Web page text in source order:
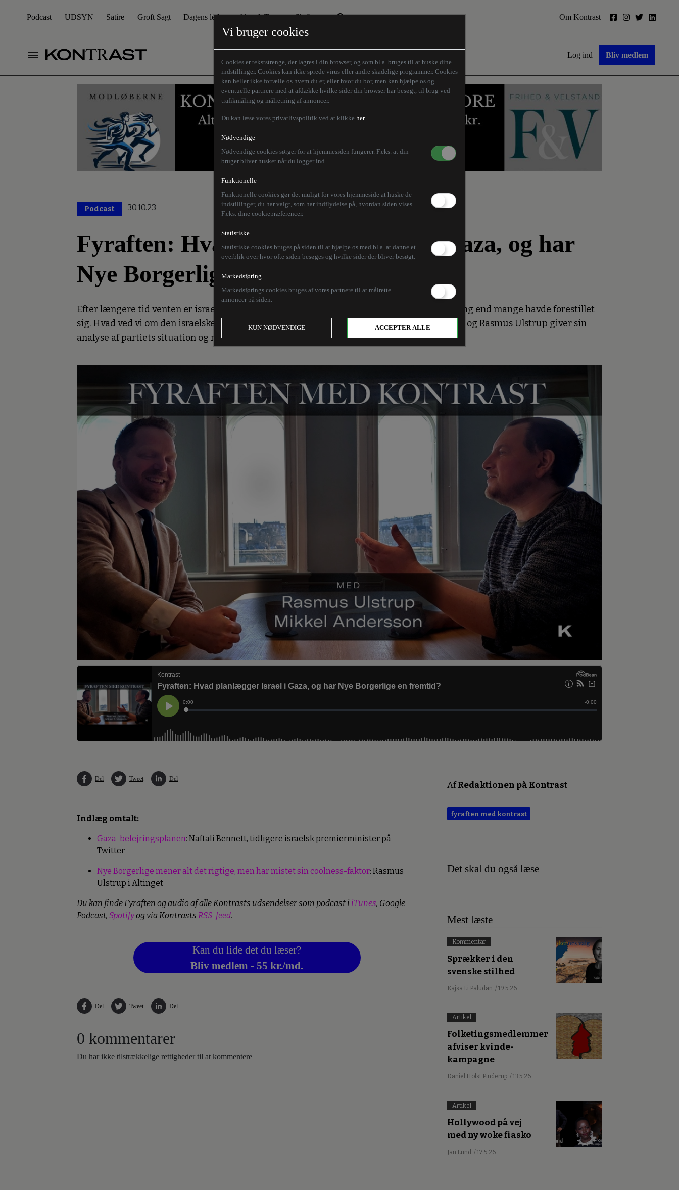
Vi bruger cookies
Cookies er tekststrenge, der lagres i din browser, og som bl.a. bruges til at huske dine
indstillinger. Cookies kan ikke sprede virus eller andre skadelige programmer. Cookies
kan heller ikke fortælle os hvem du er, eller hvor du bor, men kan hjælpe os og
eventuelle partnere med at afdække hvilke sider din browser har besøgt, til brug ved
trafikmåling og målretning af annoncer.
Du kan læse vores privatlivspolitik ved at klikke her
Nødvendige
Nødvendige cookies sørger for at hjemmesiden fungerer. F.eks. at din
bruger bliver husket når du logger ind.
Funktionelle
Funktionelle cookies gør det muligt for vores hjemmeside at huske de
indstillinger, du har valgt, som har indflydelse på, hvordan siden vises.
F.eks. dine cookiepræferencer.
Statistiske
Statistiske cookies bruges på siden til at hjælpe os med bl.a. at danne et
overblik over hvor ofte siden besøges og hvilke sider der bliver besøgt.
Markedsføring
Markedsførings cookies bruges af vores partnere til at målrette
annoncer på siden.
KUN NØDVENDIGE ACCEPTER ALLE
Podcast UDSYN Satire Groft Sagt Dagens leder Aktuelt Tema
Den borgelige brille
Humaniora forfra
Store Danskere
Skribenter
Z-aksen
Om Kontrast
Log ind Bliv medlem
Podcast 30.10.23
Fyraften: Hvad planlægger Israel i Gaza, og har
Nye Borgerlige en fremtid?
Efter længere tid venten er israelske styrker rykket ind i Gaza, om end i noget mindre omfang end mange havde forestillet
sig. Hvad ved vi om den israelske plan? Og så havde Nye Borgerlige landsmøde i weekenden, og Rasmus Ulstrup giver sin
analyse af partiets situation og muligheder.
Del Tweet Del
Indlæg omtalt:
Gaza-belejringsplanen: Naftali Bennett, tidligere israelsk premierminister på
Twitter
Nye Borgerlige mener alt det rigtige, men har mistet sin coolness-faktor: Rasmus
Ulstrup i Altinget
Du kan finde Fyraften og audio af alle Kontrasts udsendelser som podcast i iTunes, Google
Podcast, Spotifyog via Kontrasts RSS-feed.
Kan du lide det du læser?
Bliv medlem - 55 kr./md.
Del Tweet Del
0 kommentarer
Du har ikke tilstrækkelige rettigheder til at kommentere
AfRedaktionen på Kontrast
fyraften med kontrast
Det skal du også læse
Mest læste
Kommentar
Sprækker i den
svenske stilhed
Kajsa Li Paludan / 19.5.26
Artikel
Folketingsmedlemmer
afviser kvinde-
kampagne
Daniel Holst Pinderup / 13.5.26
Artikel
Hollywood på vej
med ny woke fiasko
Jan Lund / 17.5.26